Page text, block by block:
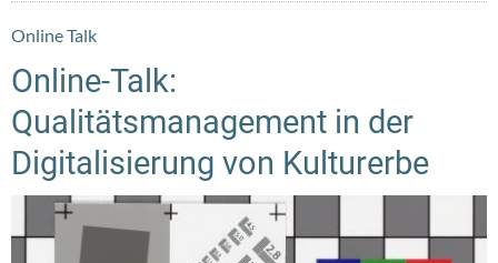
Online Talk
Online-Talk:
Qualitätsmanagement in der
Digitalisierung von Kulturerbe